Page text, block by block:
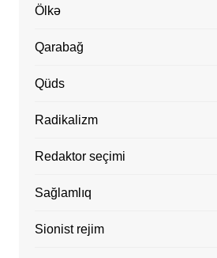
Ölkə
Qarabağ
Qüds
Radikalizm
Redaktor seçimi
Sağlamlıq
Sionist rejim